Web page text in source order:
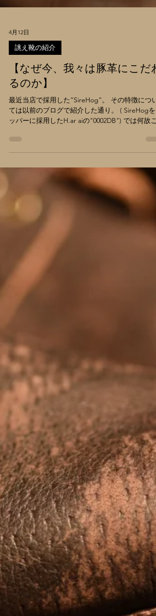
4月12日
誂え靴の紹介
ては以前のブログで紹介した通り。 ( SireHogを
ッパーに採用したH.ar aiの"0002DB") では何故こ
革を当店のオーダーマテリアルにラインナップす
るに至ったのか、今回はその背景をお話しいたし
ます。 まずは前提として、世に出回っているほと
んどの皮革素材は 食肉需要の副産物 です。 副産
・皮 ・脂 ・骨 大別するとこの三つです。 牛や豚
はもちろん、エキゾチックレザーとして有名なワ
ニやダチョウだって食肉消費と連動しつつ皮が利
用されています。 人類が食肉文化を継続していく
以上、必ずこの副産物も発生していくわけです。
さて、ここからが本題です。 なぜ今、我々は豚革
示の豚肉がズラリと並んでいます。 （普段の食卓
にのぼる機会も「牛肉より多い」という方